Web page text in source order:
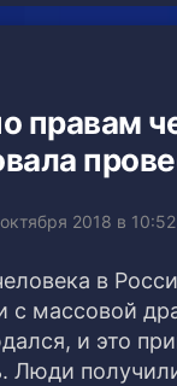
правам
2018 в 10:52
в
с массовой
и это
Люди